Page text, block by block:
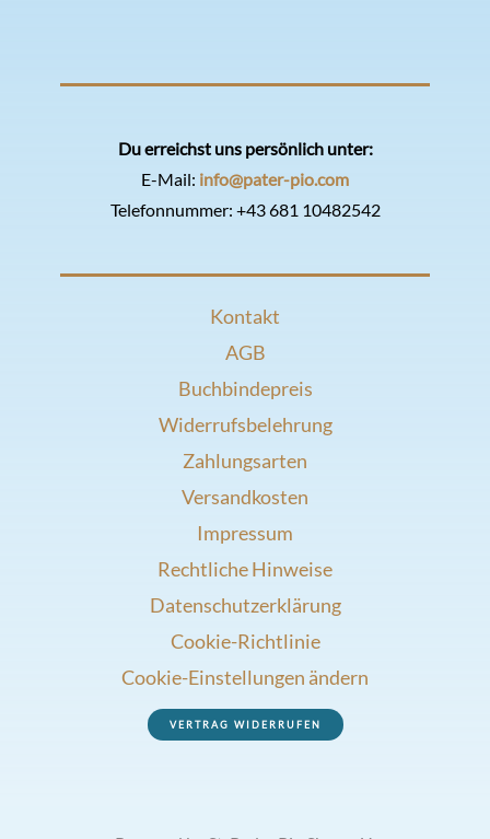
Du erreichst uns persönlich unter:
E-Mail: info@pater-pio.com
Telefonnummer: +43 681 10482542
Kontakt
AGB
Buchbindepreis
Widerrufsbelehrung
Zahlungsarten
Versandkosten
Impressum
Rechtliche Hinweise
Datenschutzerklärung
Cookie-Richtlinie
Cookie-Einstellungen ändern
VERTRAG WIDERRUFEN